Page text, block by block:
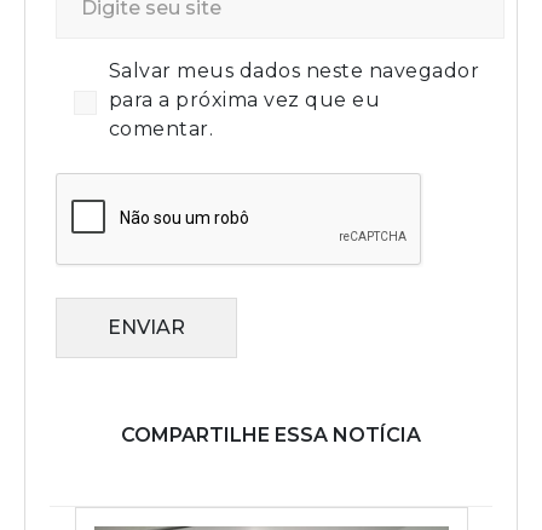
Salvar meus dados neste navegador
para a próxima vez que eu
comentar.
ENVIAR
COMPARTILHE ESSA NOTÍCIA